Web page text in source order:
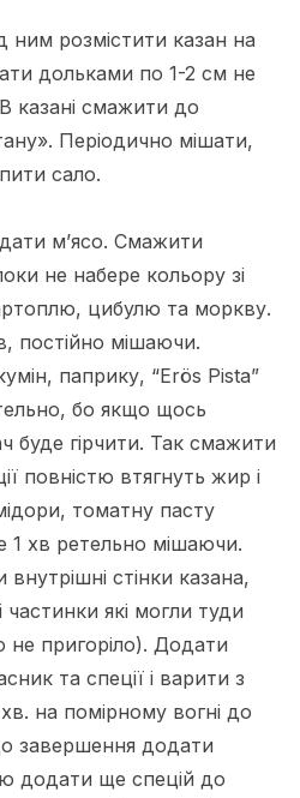
ним розмістити казан на
дольками по 1-2 см не
казані смажити до
Періодично мішати,
сало.
м’ясо. Смажити
не набере кольору зі
цибулю та моркву.
постійно мішаючи.
паприку, “Erös Pista”
бо якщо щось
буде гірчити. Так смажити
повністю втягнуть жир і
томатну пасту
1 хв ретельно мішаючи.
стінки казана,
які могли туди
не пригоріло). Додати
та спеції і варити з
на помірному вогні до
завершення додати
додати ще спецій до